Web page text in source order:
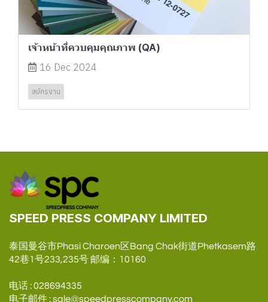
เจ้าหน้าที่ควบคุมคุณภาพ (QA)
16 Dec 2024
สมัครงาน
SPEED PRESS COMPANY LIMITED
泰国曼谷市Phasi Charoen区Bang Chak街道Phetkasem路
42巷1号233,235号 邮编：10160
电话 : 028694335
电子邮件 : sale@speedpresscompany.com